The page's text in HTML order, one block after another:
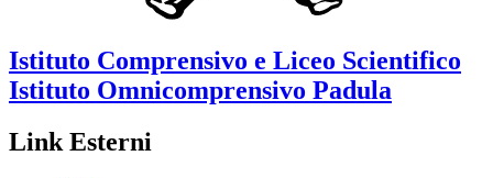
Istituto Comprensivo e Liceo Scientifico
Istituto Omnicomprensivo Padula
Link Esterni